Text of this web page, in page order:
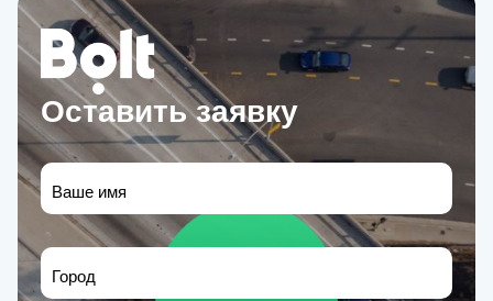
Оставить заявку
Ваше имя
Город